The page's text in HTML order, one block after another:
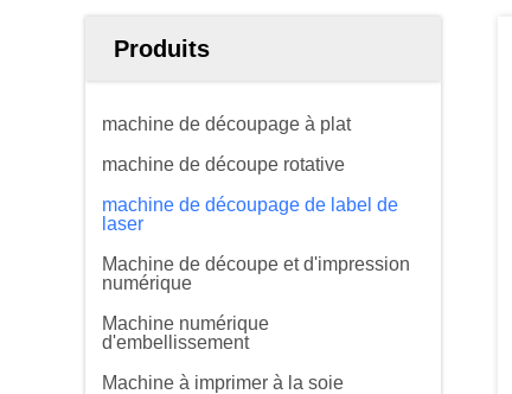
Produits
machine de découpage à plat
machine de découpe rotative
machine de découpage de label de
laser
Machine de découpe et d'impression
numérique
Machine numérique
d'embellissement
Machine à imprimer à la soie